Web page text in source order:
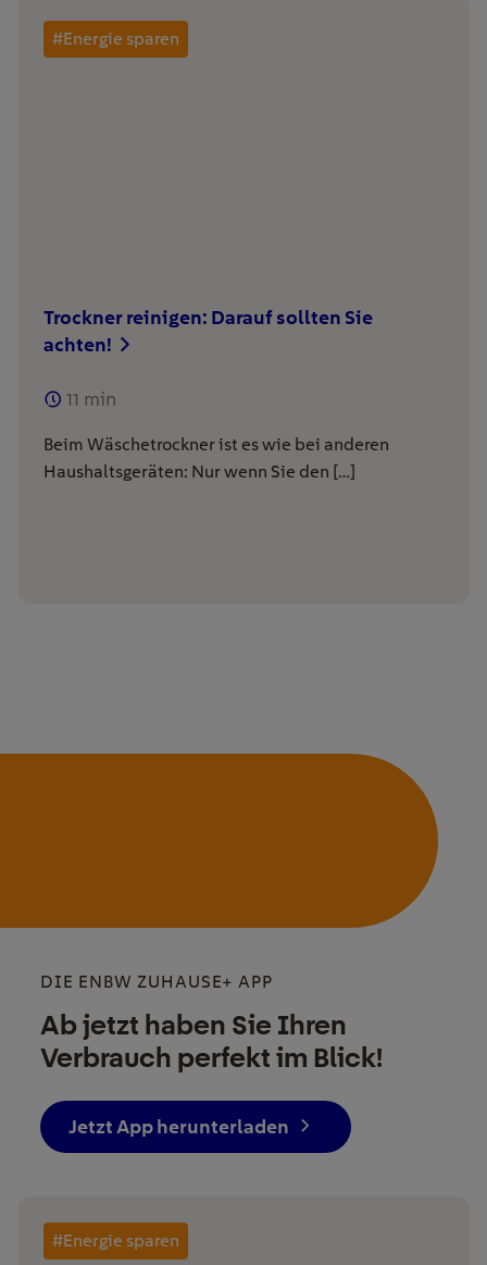
#Energie sparen
Trockner reinigen: Darauf sollten Sie
achten!
11 min
Beim Wäschetrockner ist es wie bei anderen
Haushaltsgeräten: Nur wenn Sie den […]
DIE ENBW ZUHAUSE+ APP
Ab jetzt haben Sie Ihren
Verbrauch perfekt im Blick!
Jetzt App herunterladen
#Energie sparen